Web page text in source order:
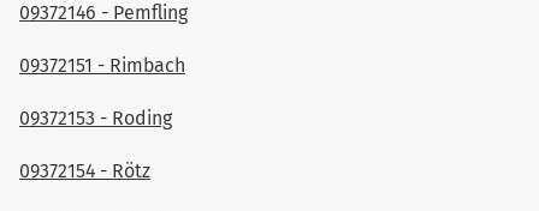
09372146 - Pemfling
09372151 - Rimbach
09372153 - Roding
09372154 - Rötz